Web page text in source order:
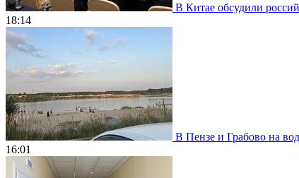
В Китае обсудили
18:14
В Пензе и Грабово на
16:01